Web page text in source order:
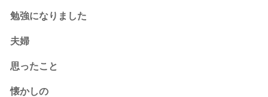
勉強になりました
夫婦
思ったこと
懐かしの